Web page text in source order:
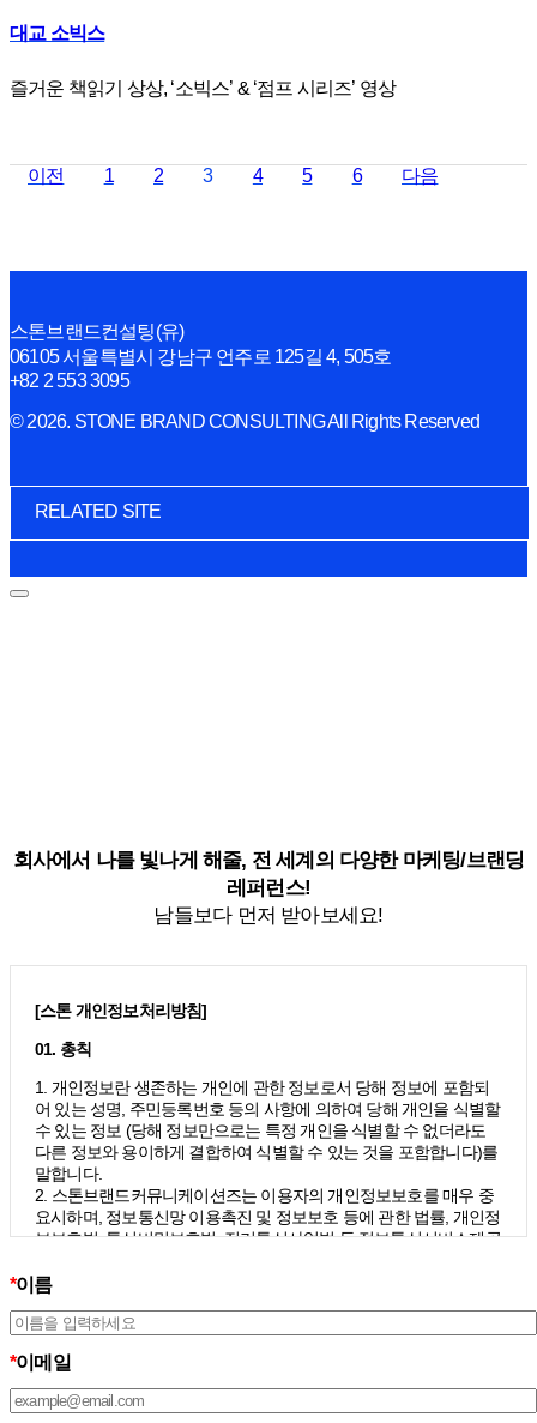
대교 소빅스
즐거운 책읽기 상상, ‘소빅스’ & ‘점프 시리즈’ 영상
이전 1 2 3 4 5 6 다음
스톤브랜드컨설팅(유)
06105 서울특별시 강남구 언주로 125길 4, 505호
+82 2 553 3095
© 2026. STONE BRAND CONSULTING All Rights Reserved
RELATED SITE
회사에서 나를 빛나게 해줄, 전 세계의 다양한 마케팅/브랜딩
레퍼런스!
남들보다 먼저 받아보세요!
[스톤 개인정보처리방침]
01. 총칙
1. 개인정보란 생존하는 개인에 관한 정보로서 당해 정보에 포함되
어 있는 성명, 주민등록번호 등의 사항에 의하여 당해 개인을 식별할
수 있는 정보 (당해 정보만으로는 특정 개인을 식별할 수 없더라도
다른 정보와 용이하게 결합하여 식별할 수 있는 것을 포함합니다)를
말합니다.
2. 스톤브랜드커뮤니케이션즈는 이용자의 개인정보보호를 매우 중
요시하며, 정보통신망 이용촉진 및 정보보호 등에 관한 법률, 개인정
보보호법, 통신비밀보호법, 전기통신사업법 등 정보통신서비스제공
개인정보처리방침을 통하여 이용자가 제공하는 개인정보가 어떠한
치가 취해지고 있는지 알려드립니다.
선을 위하여 개정하는데 필요한 절차를 정하고 있으며, 개인정보처
리방침을 회사의 필요와 사회적 변화에 맞게 변경할 수 있습니다. 그
리고 개인정보처리방침을 개정하는 경우 버전번호 등을 부여하여
*이름
*이메일